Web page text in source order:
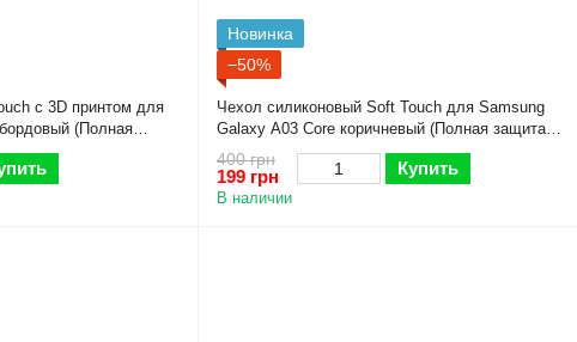
с 3D принтом для
(Полная
Новинка
−50%
Чехол силиконовый Soft Touch для Samsung
Galaxy A03 Core коричневый (Полная защита
камеры)
400 грн
199 грн Купить
В наличии